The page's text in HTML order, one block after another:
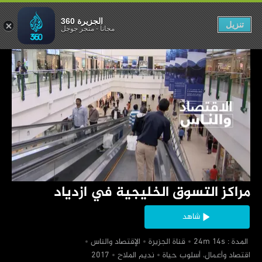
‏مراكز التسوق الخليجية في ازدياد
شاهد
‏ المدة : 24m 14s
‏قناة الجزيرة
‏الإقتصاد والناس
‏اقتصاد وأعمال، أسلوب حياة
‏نديم الملاح
في ازدياد
الجزيرة 360
مجاناً-متجر جوجل تنزيل